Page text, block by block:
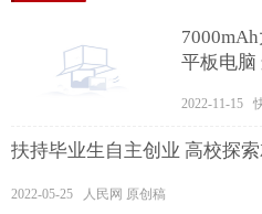
平板电脑
2022-11-15
扶持毕业生自主创业 高校探
2022-05-25 人民网 原创稿